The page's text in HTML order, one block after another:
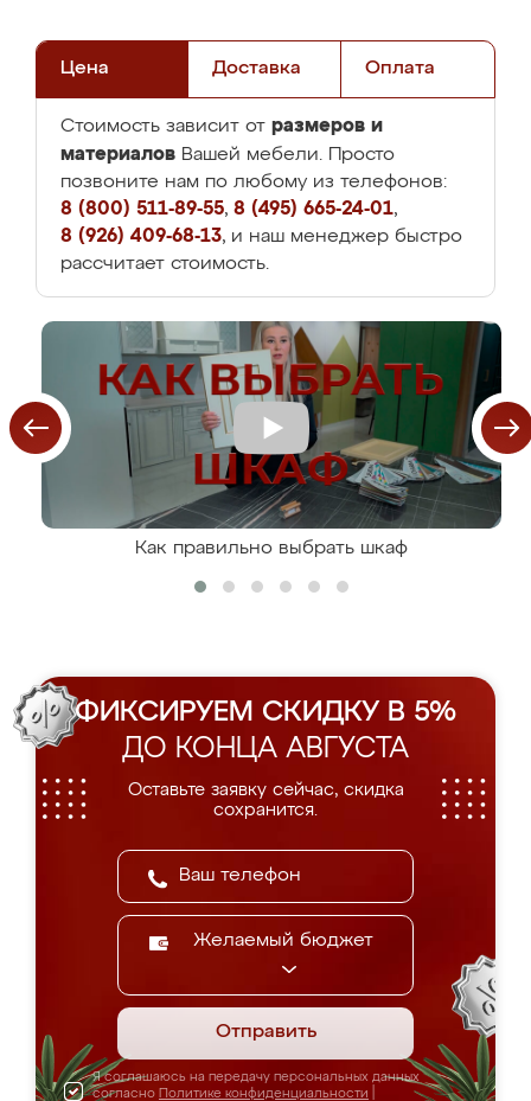
Цена Доставка Оплата
Стоимость зависит от размеров и
материалов Вашей мебели. Просто
позвоните нам по любому из телефонов:
8 (800) 511-89-55, 8 (495) 665-24-01,
8 (926) 409-68-13, и наш менеджер быстро
рассчитает стоимость.
Как правильно выбрать шкаф
ФИКСИРУЕМ СКИДКУ В 5%
ДО КОНЦА АВГУСТА
Оставьте заявку сейчас, скидка
сохранится.
Желаемый бюджет
Отправить
Я соглашаюсь на передачу персональных данных
согласно Политике конфиденциальности